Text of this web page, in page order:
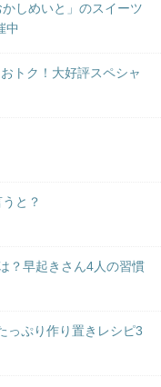
しめいと」のスイーツ
中
トク！大好評スペシャ
と？
？早起きさん4人の習慣
っぷり作り置きレシピ3